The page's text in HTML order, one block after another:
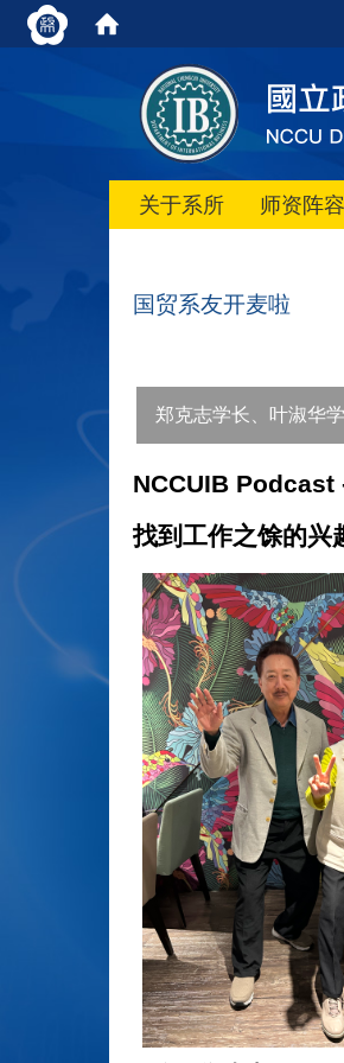
关于系所 师资阵容
国贸系友开麦啦
郑克志学长、叶淑华
NCCUIB Podcast
找到工作之馀的兴